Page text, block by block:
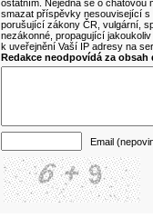
ostatním. Nejedná se o
smazat příspěvky nesouvisející
porušující zákony ČR, vulgární,
nezákonné, propagující
k uveřejnění Vaší IP adresy na
Redakce neodpovídá za
Email